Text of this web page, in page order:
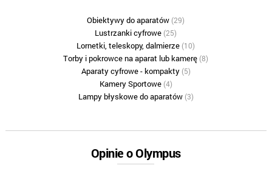
Obiektywy do aparatów (29)
Lustrzanki cyfrowe (25)
Lornetki, teleskopy, dalmierze (10)
Torby i pokrowce na aparat lub kamerę (8)
Aparaty cyfrowe - kompakty (5)
Kamery Sportowe (4)
Lampy błyskowe do aparatów (3)
Opinie o Olympus